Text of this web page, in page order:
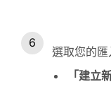
選取您的匯
「建立